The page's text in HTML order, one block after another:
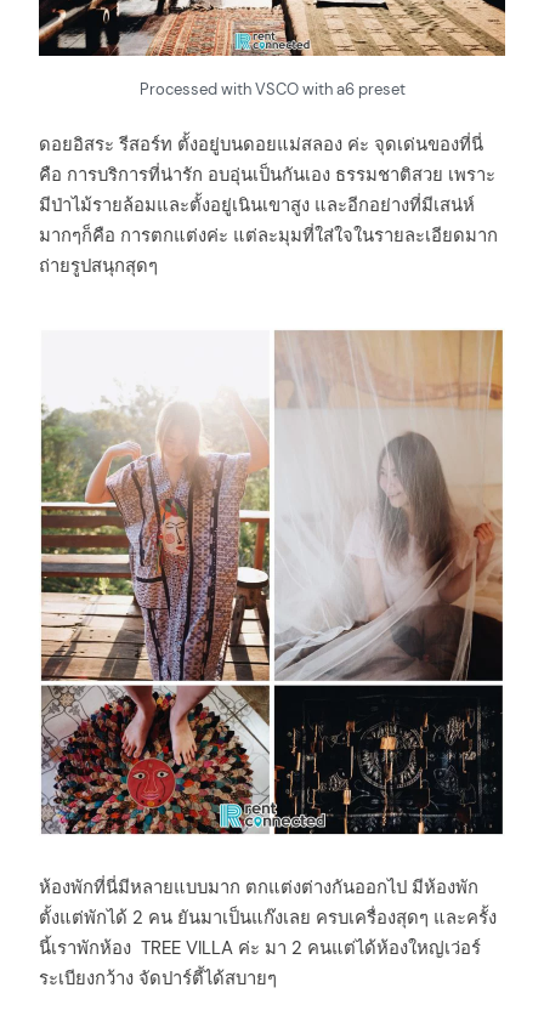
Processed with VSCO with a6 preset
ดอยอิสระ รีสอร์ท ตั้งอยู่บนดอยแม่สลอง ค่ะ จุดเด่นของที่นี่
คือ การบริการที่น่ารัก อบอุ่นเป็นกันเอง ธรรมชาติสวย เพราะ
มีป่าไม้รายล้อมและตั้งอยู่เนินเขาสูง และอีกอย่างที่มีเสน่ห์
มากๆก็คือ การตกแต่งค่ะ แต่ละมุมที่ใส่ใจในรายละเอียดมาก
ถ่ายรูปสนุกสุดๆ
ห้องพักที่นี่มีหลายแบบมาก ตกแต่งต่างกันออกไป มีห้องพัก
ตั้งแต่พักได้ 2 คน ยันมาเป็นแก๊งเลย ครบเครื่องสุดๆ และครั้ง
นี้เราพักห้อง TREE VILLA ค่ะ มา 2 คนแต่ได้ห้องใหญ่เว่อร์
ระเบียงกว้าง จัดปาร์ตี้ได้สบายๆ